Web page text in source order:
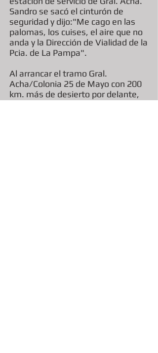
Sandro se sacó el cinturón de
seguridad y dijo:"Me cago en las
palomas, los cuises, el aire que no
anda y la Dirección de Vialidad de la
Pcia. de La Pampa".
Al arrancar el tramo Gral.
Acha/Colonia 25 de Mayo con 200
km. más de desierto por delante,